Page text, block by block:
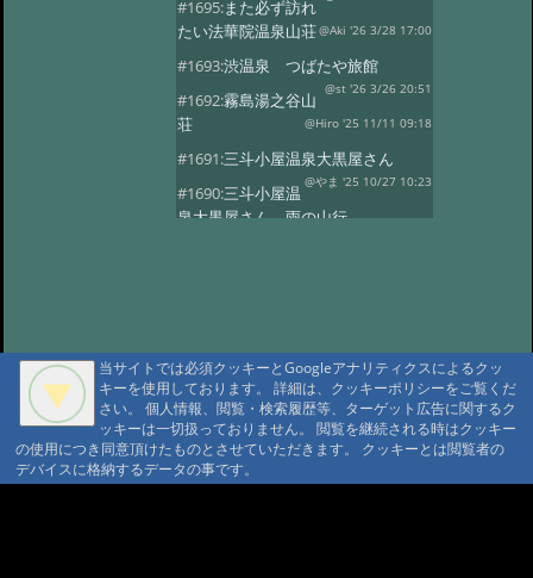
#1695:また必ず訪れ
たい法華院温泉山荘@Aki '26 3/28 17:00
#1693:渋温泉 つばたや旅館
@st '26 3/26 20:51
#1692:霧島湯之谷山
荘
@Hiro '25 11/11 09:18
#1691:三斗小屋温泉大黒屋さん
@やま '25 10/27 10:23
#1690:三斗小屋温
泉大黒屋さん 雨の山行
#1686:何度でも行きたい宿 三斗小屋
温泉大黒屋
@府中のぼる '25 10/17 08:55
#1685:最高のお風呂 三斗小屋温泉大
黒屋
@Naotan '25 10/12 09:11
#1684:お湯良し、ご飯良し、人良し
当サイトでは必須クッキーとGoogleアナリティクスによるクッ
キーを使用しております。 詳細は、クッキーポリシーをご覧くだ
さい。 個人情報、閲覧・検索履歴等、ターゲット広告に関するク
ッキーは一切扱っておりません。 閲覧を継続される時はクッキー
の使用につき同意頂けたものとさせていただきます。 クッキーとは閲覧者の
デバイスに格納するデータの事です。